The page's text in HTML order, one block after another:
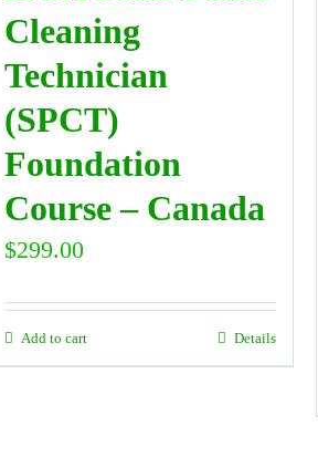
Cleaning
Technician
(SPCT)
Foundation
Course – Canada
$299.00
Add to cart Details